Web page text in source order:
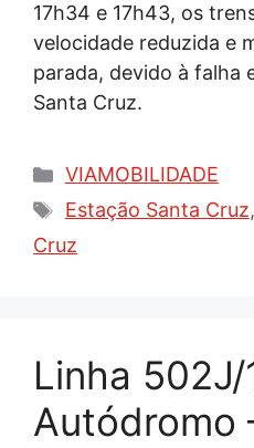
17h34 e 17h43, os
velocidade reduzida e
parada, devido à falha
Santa Cruz.
Categorias
VIAMOBILIDADE
Tags
Estação Santa Cruz,
Cruz
Linha 502J/
Autódromo